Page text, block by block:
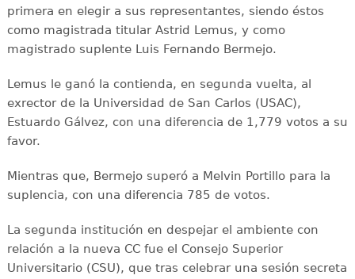
primera en elegir a sus representantes, siendo éstos
como magistrada titular Astrid Lemus, y como
magistrado suplente Luis Fernando Bermejo.
Lemus le ganó la contienda, en segunda vuelta, al
exrector de la Universidad de San Carlos (USAC),
Estuardo Gálvez, con una diferencia de 1,779 votos a su
favor.
Mientras que, Bermejo superó a Melvin Portillo para la
suplencia, con una diferencia 785 de votos.
La segunda institución en despejar el ambiente con
relación a la nueva CC fue el Consejo Superior
Universitario (CSU), que tras celebrar una sesión secreta